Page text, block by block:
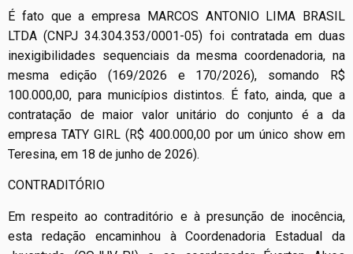
É fato que a empresa MARCOS ANTONIO LIMA BRASIL
LTDA (CNPJ 34.304.353/0001-05) foi contratada em duas
inexigibilidades sequenciais da mesma coordenadoria, na
mesma edição (169/2026 e 170/2026), somando R$
100.000,00, para municípios distintos. É fato, ainda, que a
contratação de maior valor unitário do conjunto é a da
empresa TATY GIRL (R$ 400.000,00 por um único show em
Teresina, em 18 de junho de 2026).
CONTRADITÓRIO
Em respeito ao contraditório e à presunção de inocência,
esta redação encaminhou à Coordenadoria Estadual da